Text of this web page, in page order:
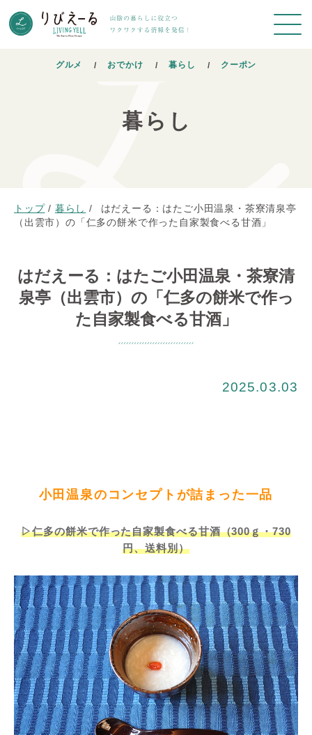
グルメ おでかけ 暮らし クーポン
暮らし
トップ / 暮らし /
はだえーる：はたご小田温泉・茶寮清泉亭
（出雲市）の「仁多の餅米で作った自家製食べる甘酒」
はだえーる：はたご小田温泉・茶寮清
泉亭（出雲市）の「仁多の餅米で作っ
た自家製食べる甘酒」
2025.03.03
小田温泉のコンセプトが詰まった一品
▷仁多の餅米で作った自家製食べる甘酒（300ｇ・730
円、送料別）